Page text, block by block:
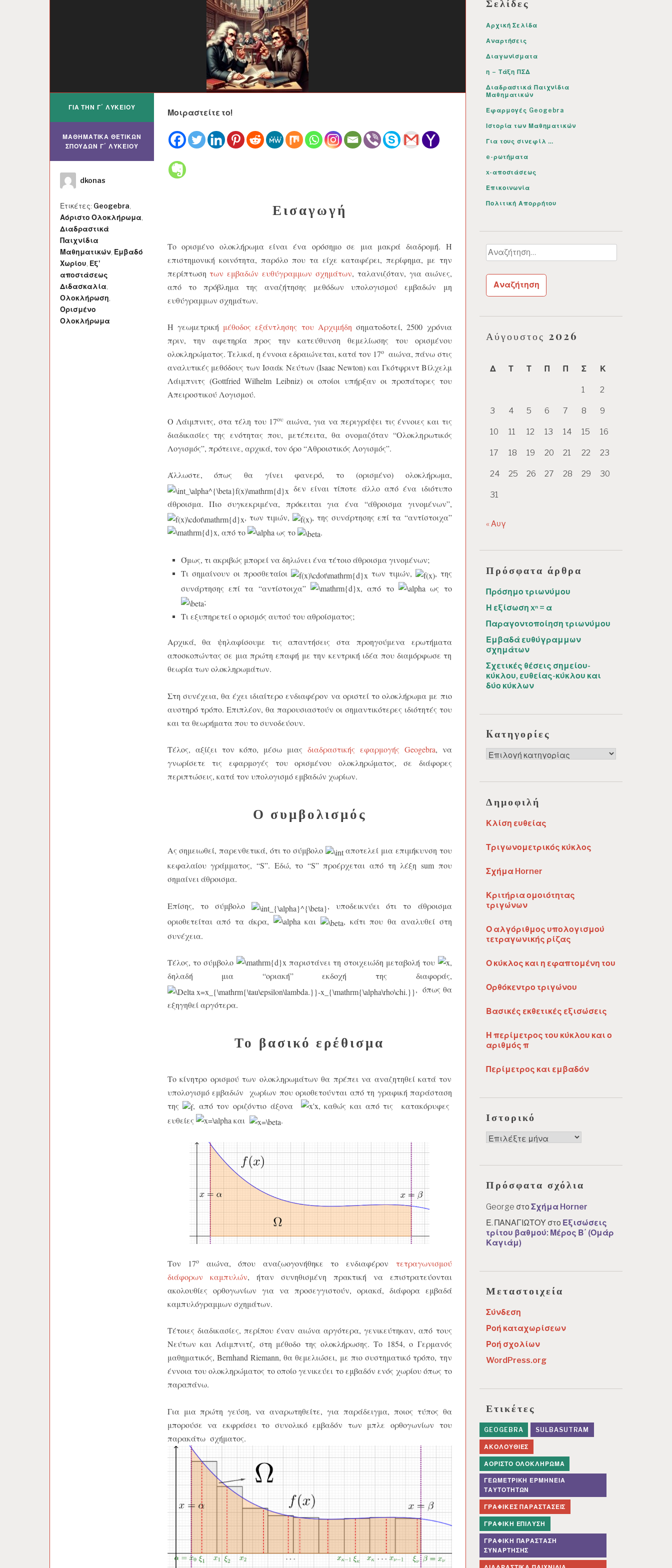
Μοιραστείτε το!
Εισαγωγή
Το ορισμένο ολοκλήρωμα είναι ένα ορόσημο σε μια μακρά διαδρομή. Η
επιστημονική κοινότητα, παρόλο που τα είχε καταφέρει, περίφημα, με την
περίπτωσητων εμβαδών ευθύγραμμων σχημάτων, ταλανιζόταν, για αιώνες,
από το πρόβλημα της αναζήτησης μεθόδων υπολογισμού εμβαδών μη
ευθύγραμμων σχημάτων.
Η γεωμετρική μέθοδος εξάντλησης του Αρχιμήδη σηματοδοτεί, 2500 χρόνια
πριν, την αφετηρία προς την κατεύθυνση θεμελίωσης του ορισμένου
ολοκληρώματος. Τελικά, η έννοια εδραιώνεται, κατά τον 17ο αιώνα, πάνω στις
αναλυτικές μεθόδους των Ισαάκ Νεύτων (Isaac Newton) και Γκότφριντ Βίλχελμ
Λάιμπνιτς (Gottfried Wilhelm Leibniz) οι οποίοι υπήρξαν οι προπάτορες του
Απειροστικού Λογισμού.
Ο Λάιμπνιτς, στα τέλη του 17ου αιώνα, για να περιγράψει τις έννοιες και τις
διαδικασίες της ενότητας που, μετέπειτα, θα ονομαζόταν “Ολοκληρωτικός
Λογισμός”, πρότεινε, αρχικά, τον όρο “Αθροιστικός Λογισμός”.
Άλλωστε, όπως θα γίνει φανερό, το (ορισμένο) ολοκλήρωμα,
δεν είναι τίποτε άλλο από ένα ιδιότυπο
άθροισμα.Πιο συγκεκριμένα, πρόκειται για ένα “άθροισμα γινομένων”,
, των τιμών,
, της συνάρτησης επί τα “αντίστοιχα”
, από το
ως το .
Όμως, τι ακριβώς μπορεί να δηλώνει ένα τέτοιο άθροισμα γινομένων;
Τι σημαίνουν οι προσθεταίοι
των τιμών,
, της
συνάρτησης επί τα “αντίστοιχα”
, από το
ως το
;
Τι εξυπηρετεί ο ορισμός αυτού του αθροίσματος;
Αρχικά, θα ψηλαφίσουμε τις απαντήσεις στα προηγούμενα ερωτήματα
αποσκοπώντας σε μια πρώτη επαφή με την κεντρική ιδέα που διαμόρφωσε τη
θεωρία των ολοκληρωμάτων.
Στη συνέχεια, θα έχει ιδιαίτερο ενδιαφέρον να οριστεί το ολοκλήρωμα με πιο
αυστηρό τρόπο. Επιπλέον, θα παρουσιαστούν οι σημαντικότερες ιδιότητές του
και τα θεωρήματα που το συνοδεύουν.
Τέλος, αξίζει τον κόπο, μέσω μιας διαδραστικής εφαρμογής Geogebra, να
γνωρίσετε τις εφαρμογές του ορισμένου ολοκληρώματος, σε διάφορες
περιπτώσεις, κατά τον υπολογισμό εμβαδών χωρίων.
Ο συμβολισμός
Ας σημειωθεί, παρενθετικά, ότι το σύμβολο
αποτελεί μια επιμήκυνση του
κεφαλαίου γράμματος, “S”. Εδώ, το “S” προέρχεται από τη λέξη sum που
σημαίνει άθροισμα.
Επίσης, το σύμβολο
, υποδεικνύει ότι το άθροισμα
οριοθετείται από τα άκρα,
και
, κάτι που θα αναλυθεί στη
συνέχεια.
Τέλος, το σύμβολο παριστάνει τη στοιχειώδη μεταβολή του
,
δηλαδή μια “οριακή” εκδοχή της διαφοράς,
, όπως θα
εξηγηθεί αργότερα.
Το βασικό ερέθισμα
Το κίνητρο ορισμού των ολοκληρωμάτων θα πρέπει να αναζητηθεί κατά τον
υπολογισμό εμβαδών χωρίων που οριοθετούνται από τη γραφική παράσταση
της
, από τον οριζόντιο άξονα
, καθώς και από τις κατακόρυφες
ευθείες
και .
Τον 17ο αιώνα, όπου αναζωογονήθηκε το ενδιαφέρον τετραγωνισμού
διάφορων καμπυλών, ήταν συνηθισμένη πρακτική να επιστρατεύονται
ακολουθίες ορθογωνίων για να προσεγγιστούν, οριακά, διάφορα εμβαδά
καμπυλόγραμμων σχημάτων.
Τέτοιες διαδικασίες, περίπου έναν αιώνα αργότερα, γενικεύτηκαν, από τους
Νεύτων και Λάιμπνιτζ, στη μέθοδο της ολοκλήρωσης. Το 1854, ο Γερμανός
μαθηματικός, Bernhand Riemann, θα θεμελιώσει, με πιο συστηματικό τρόπο, την
έννοια του ολοκληρώματος το οποίο γενικεύει το εμβαδόν ενός χωρίου όπως το
παραπάνω.
Για μια πρώτη γεύση, να αναρωτηθείτε, για παράδειγμα, ποιος τύπος θα
μπορούσε να εκφράσει το συνολικό εμβαδόν των μπλε ορθογωνίων του
παρακάτω σχήματος.
ΓΙΑ ΤΗΝ Γ΄ ΛΥΚΕΊΟΥ
ΜΑΘΗΜΑΤΙΚΆ ΘΕΤΙΚΏΝ
ΣΠΟΥΔΏΝ Γ΄ ΛΥΚΕΊΟΥ
Συγγραφέας
dkonas
Ετικέτες: Geogebra,
Αόριστο Ολοκλήρωμα,
Διαδραστικά
Παιχνίδια
Μαθηματικών, Εμβαδό
Χωρίου, Εξ'
αποστάσεως
Διδασκαλία,
Ολοκλήρωση,
Ορισμένο
Ολοκλήρωμα
Σελίδες
Αρχική Σελίδα
Αναρτήσεις
Διαγωνίσματα
η – Τάξη ΠΣΔ
Διαδραστικά Παιχνίδια
Μαθηματικών
Εφαρμογές Geogebra
Ιστορία των Μαθηματικών
Για τους σινεφίλ …
e-ρωτήματα
x-αποστάσεως
Επικοινωνία
Πολιτική Απορρήτου
Αναζήτηση
για:
Αύγουστος 2026
Δ Τ Τ Π Π Σ Κ
1 2
3 4 5 6 7 8 9
10 11 12 13 14 15 16
17 18 19 20 21 22 23
24 25 26 27 28 29 30
31
« Αυγ
Πρόσφατα άρθρα
Πρόσημο τριωνύμου
Η εξίσωση xⁿ = α
Παραγοντοποίηση τριωνύμου
Εμβαδά ευθύγραμμων
σχημάτων
Σχετικές θέσεις σημείου-
κύκλου, ευθείας-κύκλου και
δύο κύκλων
Kατηγορίες
Kατηγορίες
Δημοφιλή
Κλίση ευθείας
Τριγωνομετρικός κύκλος
Σχήμα Horner
Κριτήρια ομοιότητας
τριγώνων
Ο αλγόριθμος υπολογισμού
τετραγωνικής ρίζας
Ο κύκλος και η εφαπτομένη του
Ορθόκεντρο τριγώνου
Βασικές εκθετικές εξισώσεις
Η περίμετρος του κύκλου και ο
αριθμός π
Περίμετρος και εμβαδόν
Ιστορικό
Ιστορικό
Πρόσφατα σχόλια
George στο Σχήμα Horner
Ε. ΠΑΝΑΓΙΩΤΟΥ στο Εξισώσεις
τρίτου βαθμού: Μέρος Β΄ (Ομάρ
Καγιάμ)
Μεταστοιχεία
Σύνδεση
Ροή καταχωρίσεων
Ροή σχολίων
WordPress.org
Ετικέτες
GEOGEBRA SULBASUTRAM
ΑΚΟΛΟΥΘΊΕΣ
ΑΌΡΙΣΤΟ ΟΛΟΚΛΉΡΩΜΑ
ΓΕΩΜΕΤΡΙΚΉ ΕΡΜΗΝΕΊΑ
ΤΑΥΤΟΤΉΤΩΝ
ΓΡΑΦΙΚΈΣ ΠΑΡΑΣΤΆΣΕΙΣ
ΓΡΑΦΙΚΉ ΕΠΊΛΥΣΗ
ΓΡΑΦΙΚΉ ΠΑΡΆΣΤΑΣΗ
ΣΥΝΆΡΤΗΣΗΣ